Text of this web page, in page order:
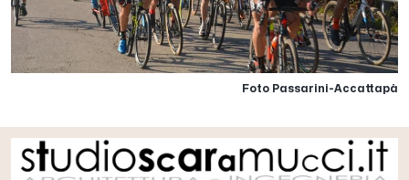
Foto Passarini-Accattapà